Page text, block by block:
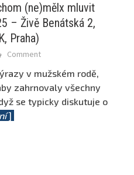
(ne)mělx mluvit
– Živě Benátská 2,
Praha)
Comment
v mužském rodě,
zahrnovaly všechny
se typicky diskutuje o
]